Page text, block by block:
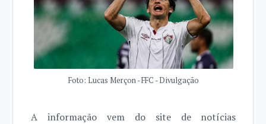
Foto: Lucas Merçon - FFC - Divulgação
A informação vem do site de notícias